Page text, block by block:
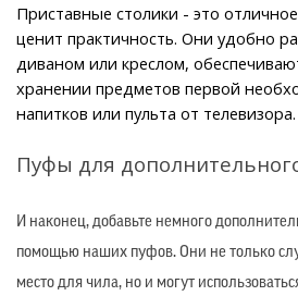
Приставные столики - это
ценит практичность. Они удобно
диваном или креслом,
хранении предметов первой
напитков или пульта от телевизора.
Пуфы для
И наконец, добавьте немного
помощью наших пуфов. Они не только
место для чила, но и могут